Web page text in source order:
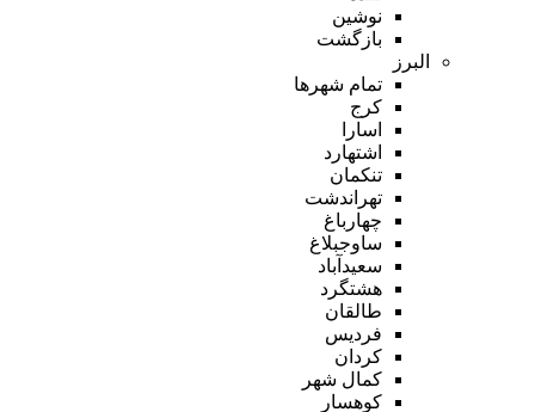
نوشین
بازگشت
البرز
تمام شهر‌ها
کرج
اسارا
اشتهارد
تنکمان
تهراندشت
چهارباغ
ساوجبلاغ
سعیدآباد
هشتگرد
طالقان
فردیس
کردان
کمال شهر
کوهسار